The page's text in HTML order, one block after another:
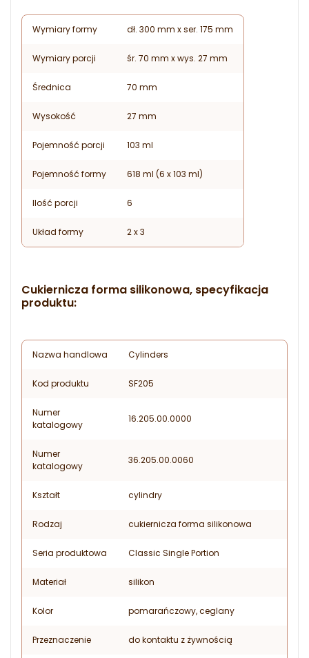
Wymiary formy dł. 300 mm x ser. 175 mm
Wymiary porcji śr. 70 mm x wys. 27 mm
Średnica 70 mm
Wysokość 27 mm
Pojemność porcji 103 ml
Pojemność formy 618 ml (6 x 103 ml)
Ilość porcji 6
Układ formy 2 x 3
Cukiernicza forma silikonowa, specyfikacja
produktu:
Nazwa handlowa Cylinders
Kod produktu SF205
Numer
katalogowy
16.205.00.0000
Numer
katalogowy
36.205.00.0060
Kształt cylindry
Rodzaj cukiernicza forma silikonowa
Seria produktowa Classic Single Portion
Materiał silikon
Kolor pomarańczowy, ceglany
Przeznaczenie do kontaktu z żywnością